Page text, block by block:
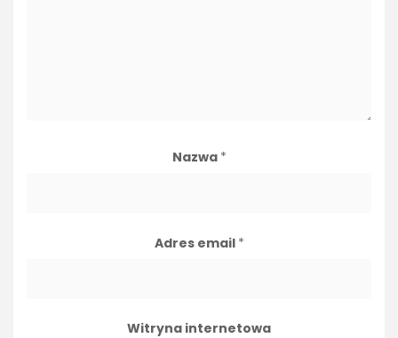
Nazwa *
Adres email *
Witryna internetowa